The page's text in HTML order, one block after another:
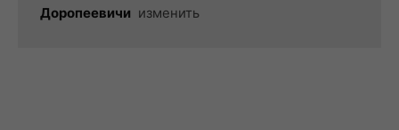
Доропеевичи изменить